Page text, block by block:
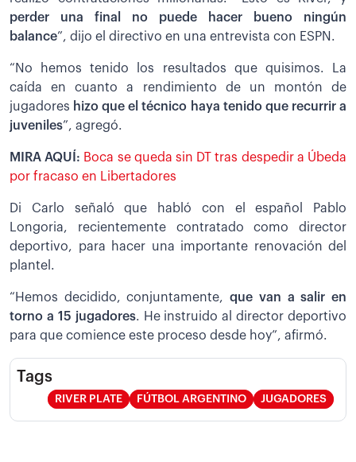
perder una final no puede hacer bueno ningún
balance”, dijo el directivo en una entrevista con ESPN.
“No hemos tenido los resultados que quisimos. La
caída en cuanto a rendimiento de un montón de
jugadores hizo que el técnico haya tenido que recurrir a
juveniles”, agregó.
MIRA AQUÍ: Boca se queda sin DT tras despedir a Úbeda
por fracaso en Libertadores
Di Carlo señaló que habló con el español Pablo
Longoria, recientemente contratado como director
deportivo, para hacer una importante renovación del
plantel.
“Hemos decidido, conjuntamente,que van a salir en
torno a 15 jugadores. He instruido al director deportivo
para que comience este proceso desde hoy”, afirmó.
Tags
RIVER PLATE FÚTBOL ARGENTINO JUGADORES